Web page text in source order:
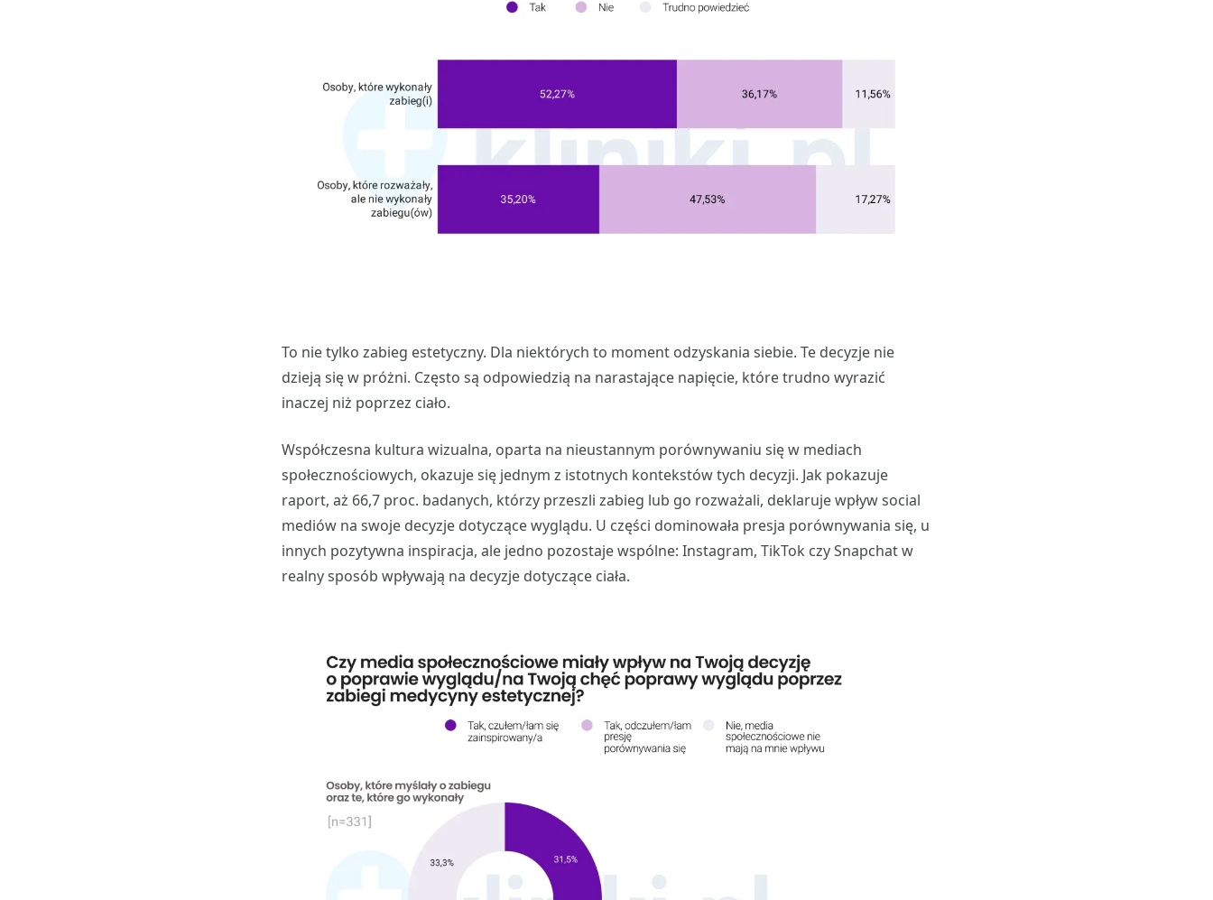
To nie tylko zabieg estetyczny. Dla niektórych to moment odzyskania siebie. Te decyzje nie
dzieją się w próżni. Często są odpowiedzią na narastające napięcie, które trudno wyrazić
inaczej niż poprzez ciało.
Współczesna kultura wizualna, oparta na nieustannym porównywaniu się w mediach
społecznościowych, okazuje się jednym z istotnych kontekstów tych decyzji. Jak pokazuje
raport, aż 66,7 proc. badanych, którzy przeszli zabieg lub go rozważali, deklaruje wpływ social
mediów na swoje decyzje dotyczące wyglądu. U części dominowała presja porównywania się, u
innych pozytywna inspiracja, ale jedno pozostaje wspólne: Instagram, TikTok czy Snapchat w
realny sposób wpływają na decyzje dotyczące ciała.